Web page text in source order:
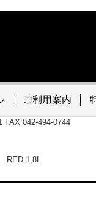
ご利用案内
FAX 042-494-0744
1,8L